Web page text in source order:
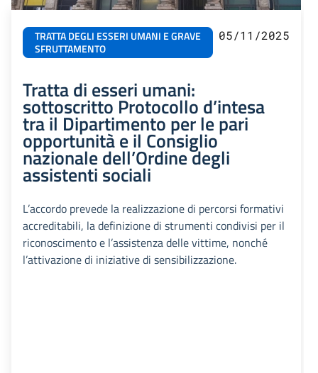
TRATTA DEGLI ESSERI UMANI E GRAVE
SFRUTTAMENTO
05/11/2025
Tratta di esseri umani:
sottoscritto Protocollo d’intesa
tra il Dipartimento per le pari
opportunità e il Consiglio
nazionale dell’Ordine degli
assistenti sociali
L’accordo prevede la realizzazione di percorsi formativi
accreditabili, la definizione di strumenti condivisi per il
riconoscimento e l’assistenza delle vittime, nonché
l’attivazione di iniziative di sensibilizzazione.